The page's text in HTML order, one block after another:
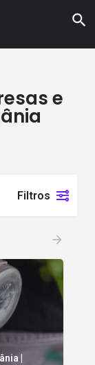
e
Filtros
|